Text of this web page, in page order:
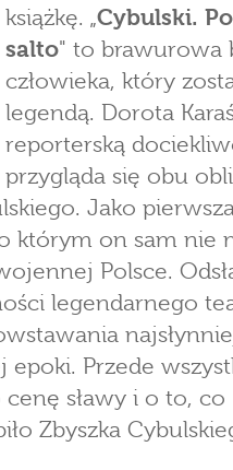
książkę. „Cybulski.
salto" to brawurowa
człowieka, który
legendą. Dorota
reporterską
przygląda się obu
Jako
którym on sam nie
Polsce.
legendarnego
Przede
sławy i o to, co
Zbyszka